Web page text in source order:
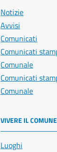
Notizie
Avvisi
Comunicati
Comunicati
Comunale
Comunicati
Comunale
VIVERE IL COMUNE
Luoghi